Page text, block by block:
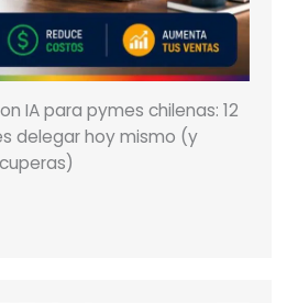
IA para pymes chilenas: 12
delegar hoy mismo (y